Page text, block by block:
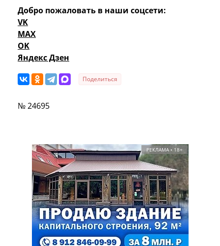
Добро пожаловать в наши соцсети:
VK
MAX
OK
Яндекс Дзен
Поделиться
№ 24695
РЕКЛАМА • 18+